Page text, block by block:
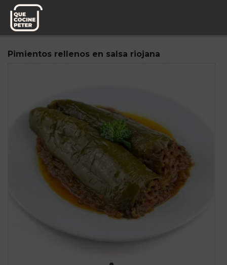
Pedido semanal
Pimientos rellenos en salsa riojana